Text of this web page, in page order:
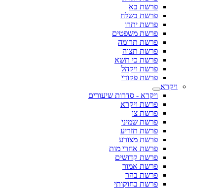
פרשת בא
פרשת בשלח
פרשת יתרו
פרשת משפטים
פרשת תרומה
פרשת תצוה
פרשת כי תשא
פרשת ויקהל
פרשת פקודי
ויקרא
ויקרא - סדרות שיעורים
פרשת ויקרא
פרשת צו
פרשת שמיני
פרשת תזריע
פרשת מצורע
פרשת אחרי מות
פרשת קדושים
פרשת אמור
פרשת בהר
פרשת בחוקותי